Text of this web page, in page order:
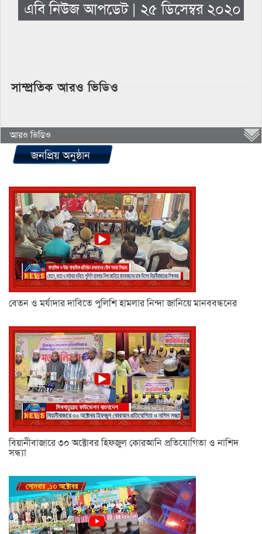
এবি নিউজ আপডেট | ২৫ ডিসেম্বর ২০২০
সাম্প্রতিক আরও ভিডিও
আরও ভিডিও
জনপ্রিয় অনুষ্ঠান
বেতন ও মর্যাদার দাবিতে পুলিশি হামলার নিন্দা জানিয়ে মানববন্ধনের
বিয়ানীবাজারে ৩০ অক্টোবর হিফজুল কোরআনি প্রতিযোগিতা ও নাশিদ
সন্ধ্যা